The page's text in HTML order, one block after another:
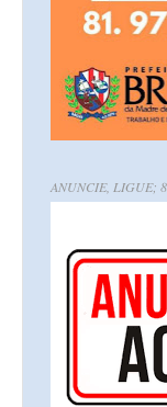
ANUNCIE, LIGUE;